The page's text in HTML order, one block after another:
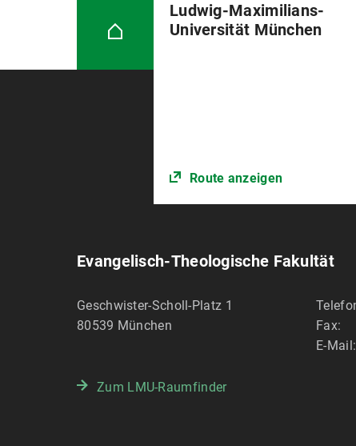
Ludwig-Maximilians-
Universität München
Route anzeigen
Evangelisch-Theologische Fakultät
Geschwister-Scholl-Platz 1
80539 München
Fax:
E-Mail:
Zum LMU-Raumfinder